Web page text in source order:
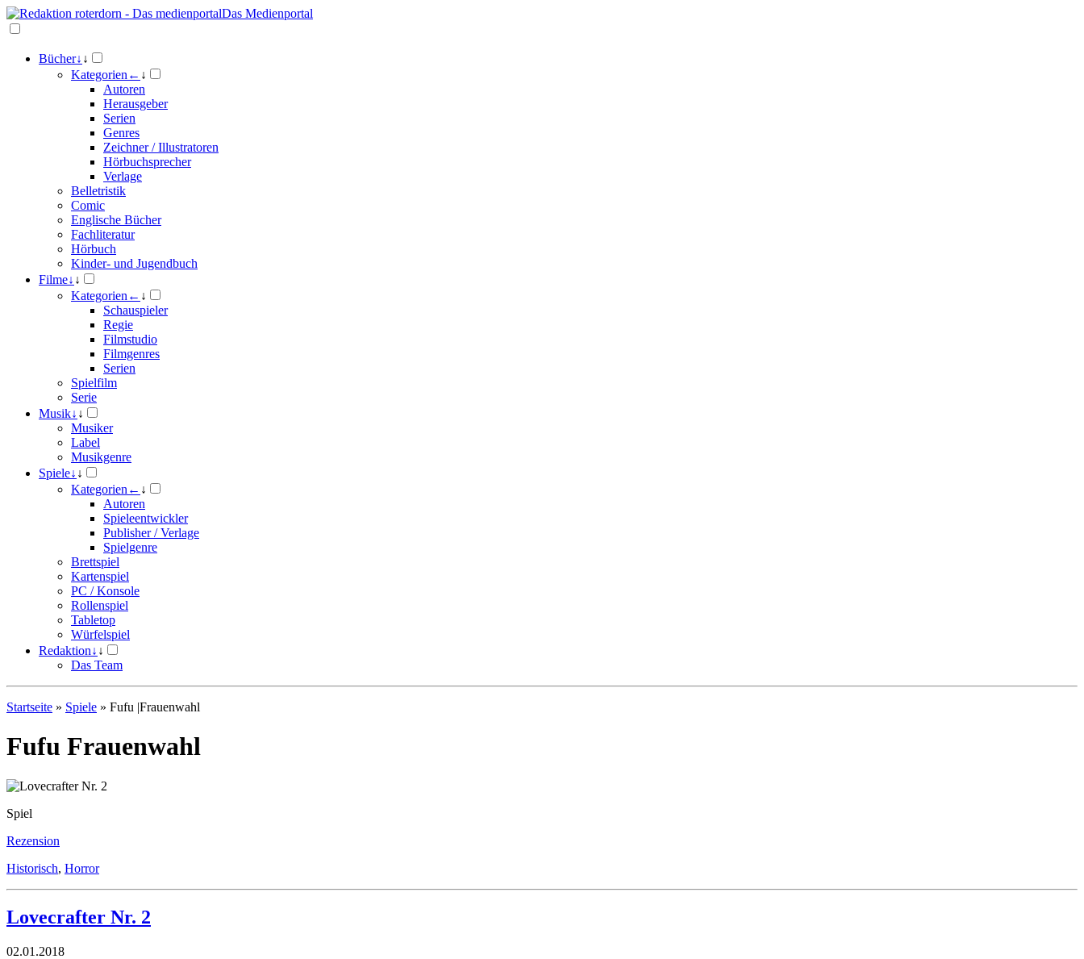
Das Medienportal
Bücher↓ ↓
Kategorien ← ↓
Autoren
Herausgeber
Serien
Genres
Zeichner / Illustratoren
Hörbuchsprecher
Verlage
Belletristik
Comic
Englische Bücher
Fachliteratur
Hörbuch
Kinder- und Jugendbuch
Filme↓ ↓
Kategorien ← ↓
Schauspieler
Regie
Filmstudio
Filmgenres
Serien
Spielfilm
Serie
Musik↓ ↓
Musiker
Label
Musikgenre
Spiele↓ ↓
Kategorien ← ↓
Autoren
Spieleentwickler
Publisher / Verlage
Spielgenre
Brettspiel
Kartenspiel
PC / Konsole
Rollenspiel
Tabletop
Würfelspiel
Redaktion↓ ↓
Das Team
Startseite » Spiele » Fufu |Frauenwahl
Fufu Frauenwahl
Spiel
Rezension
Historisch, Horror
Lovecrafter Nr. 2
02.01.2018